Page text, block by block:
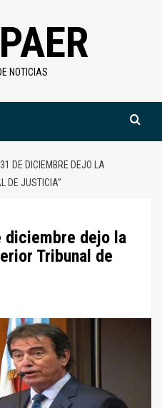
NOTICIAS
DE DICIEMBRE DEJO LA
DE JUSTICIA”
diciembre dejo la
Tribunal de